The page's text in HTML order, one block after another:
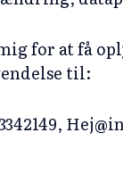
for at få
til: